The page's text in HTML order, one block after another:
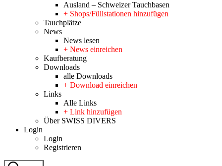
Ausland – Schweizer Tauchbasen
+ Shops/Füllstationen hinzufügen
Tauchplätze
News
News lesen
+ News einreichen
Kaufberatung
Downloads
alle Downloads
+ Download einreichen
Links
Alle Links
+ Link hinzufügen
Über SWISS DIVERS
Login
Login
Registrieren